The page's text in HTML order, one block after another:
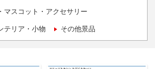
マスコット・アクセサリー
テリア・小物 その他景品